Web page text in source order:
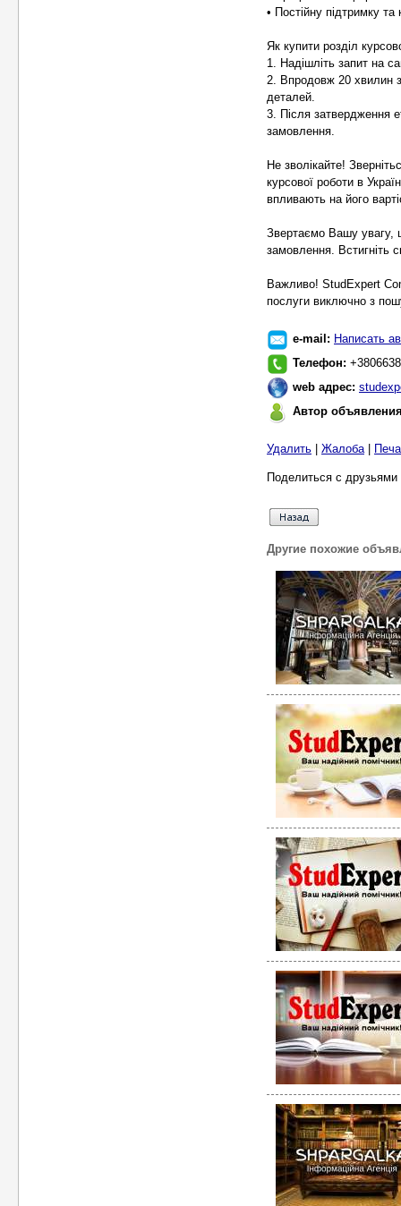
• Постійну підтримку
Як купити розділ
1. Надішліть запит на
2. Впродовж 20 хвилин
деталей.
3. Після затвердження
замовлення.
Не зволікайте!
курсової роботи в
впливають на його
Звертаємо Вашу увагу,
замовлення. Встигніть
Важливо! StudExpert
послуги виключно з
e-mail: Написать
Телефон:
web адрес:
Автор
Удалить Жалоба|
Поделиться с
Другие похожие